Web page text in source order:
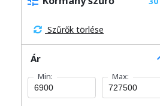
Szűrők törlése
Ár
Min: Max: